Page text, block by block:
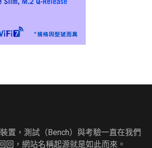
置，測試（Bench）與考驗一直在我們
回，網站名稱起源就是如此而來。